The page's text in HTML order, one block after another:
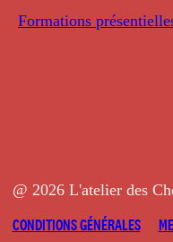
Formations
@ 2026 L'atelier des
CONDITIONS GÉNÉRALES